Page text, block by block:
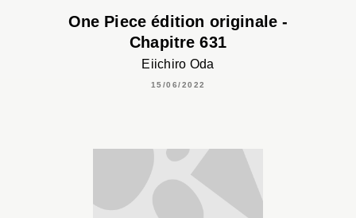
One Piece édition originale -
Chapitre 631
Eiichiro Oda
15/06/2022